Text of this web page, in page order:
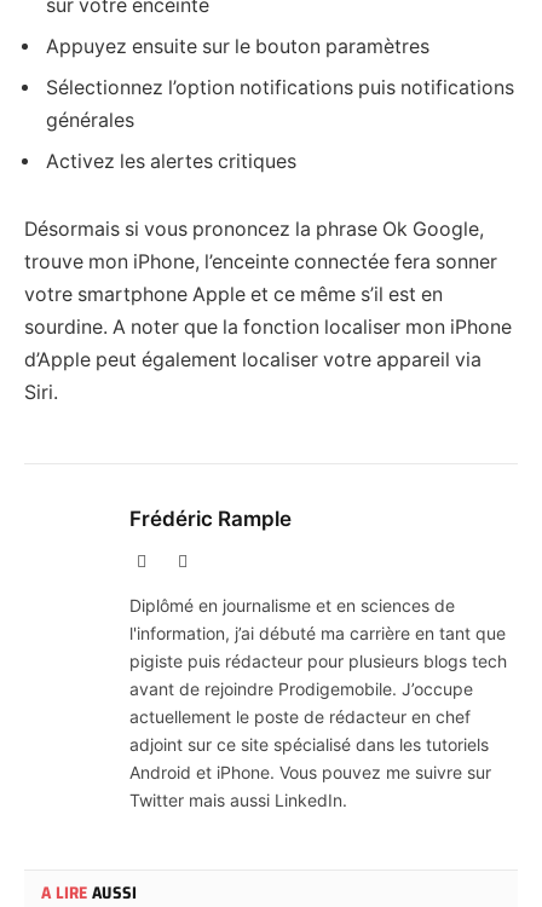
sur votre enceinte
Appuyez ensuite sur le bouton paramètres
Sélectionnez l’option notifications puis notifications
générales
Activez les alertes critiques
Désormais si vous prononcez la phrase Ok Google,
trouve mon iPhone, l’enceinte connectée fera sonner
votre smartphone Apple et ce même s’il est en
sourdine. A noter que la fonction localiser mon iPhone
d’Apple peut également localiser votre appareil via
Siri.
Frédéric Rample
Diplômé en journalisme et en sciences de
l'information, j’ai débuté ma carrière en tant que
pigiste puis rédacteur pour plusieurs blogs tech
avant de rejoindre Prodigemobile. J’occupe
actuellement le poste de rédacteur en chef
adjoint sur ce site spécialisé dans les tutoriels
Android et iPhone. Vous pouvez me suivre sur
Twitter mais aussi LinkedIn.
A LIREAUSSI